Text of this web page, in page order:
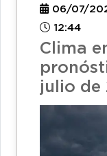
06/07/
12:44
Clima
julio de